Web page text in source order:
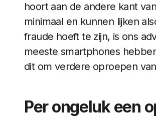
hoort aan de andere kant
minimaal en kunnen lijken
fraude hoeft te zijn, is ons
meeste smartphones
dit om verdere oproepen
Per ongeluk een